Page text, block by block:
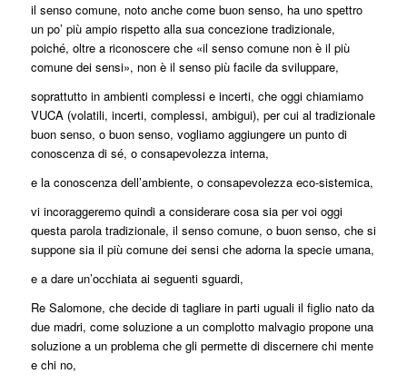
il senso comune, noto anche come buon senso, ha uno spettro
un po’ più ampio rispetto alla sua concezione tradizionale,
poiché, oltre a riconoscere che «il senso comune non è il più
comune dei sensi», non è il senso più facile da sviluppare,
soprattutto in ambienti complessi e incerti, che oggi chiamiamo
VUCA (volatili, incerti, complessi, ambigui), per cui al tradizionale
buon senso, o buon senso, vogliamo aggiungere un punto di
conoscenza di sé, o consapevolezza interna,
e la conoscenza dell’ambiente, o consapevolezza eco-sistemica,
vi incoraggeremo quindi a considerare cosa sia per voi oggi
questa parola tradizionale, il senso comune, o buon senso, che si
suppone sia il più comune dei sensi che adorna la specie umana,
e a dare un’occhiata ai seguenti sguardi,
Re Salomone, che decide di tagliare in parti uguali il figlio nato da
due madri, come soluzione a un complotto malvagio propone una
soluzione a un problema che gli permette di discernere chi mente
e chi no,